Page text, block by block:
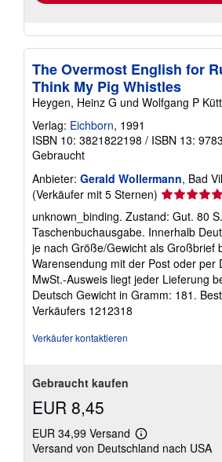
The Overmost English for
Think My Pig Whistles
Heygen, Heinz G und Wolfgang P
Verlag: Eichborn, 1991
ISBN 10: 3821822198 / ISBN 13:
Gebraucht
Anbieter: Gerald Wollermann, Bad
(Verkäufer mit 5 Sternen)
5
von
5
Sternen
unknown_binding. Zustand: Gut. 80 S.
Taschenbuchausgabe. Innerhalb
je nach Größe/Gewicht als Großbrief
Warensendung mit der Post oder per
MwSt.-Ausweis liegt jeder Lieferung
Deutsch Gewicht in Gramm: 181.
Verkäufers 1212318
Verkäufer kontaktieren
Gebraucht kaufen
EUR 8,45
EUR 34,99 Versand
Weitere
Informationen
Versand von Deutschland nach USA